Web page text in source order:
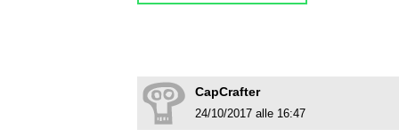
CapCrafter
24/10/2017 alle 16:47